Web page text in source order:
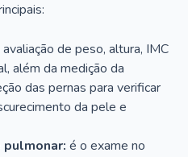
avaliação de peso, altura, IMC
além da medição da
das pernas para verificar
da pele e
é o exame no